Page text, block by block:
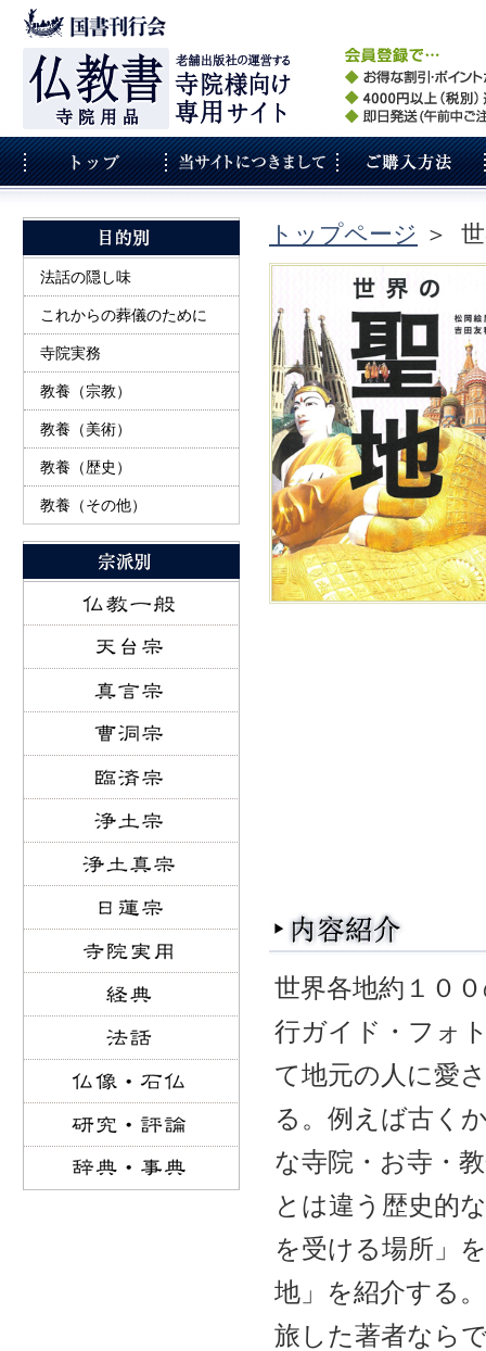
トップページ ＞
世界各地約１０
行ガイド・フォ
て地元の人に愛
る。例えば古く
な寺院・お寺・
とは違う歴史的
を受ける場所」
地」を紹介する
旅した著者なら
法話の隠し味
これからの葬儀のために
寺院実務
教養（宗教）
教養（美術）
教養（歴史）
教養（その他）